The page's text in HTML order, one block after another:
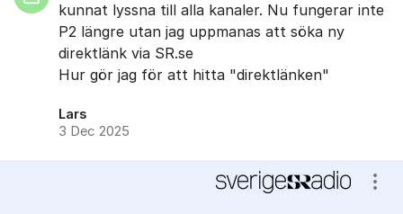
kunnat lyssna till alla kanaler. Nu fungerar inte
P2 längre utan jag uppmanas att söka ny
direktlänk via SR.se
Hur gör jag för att hitta "direktlänken"
Lars
3 Dec 2025